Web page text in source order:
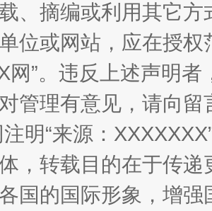
对药下症？
、摘编或利用其它
位或网站，应在授
网”。违反上述声明
管理有意见，请向
注明“来源：
，转载目的在于传
国的国际形象，增